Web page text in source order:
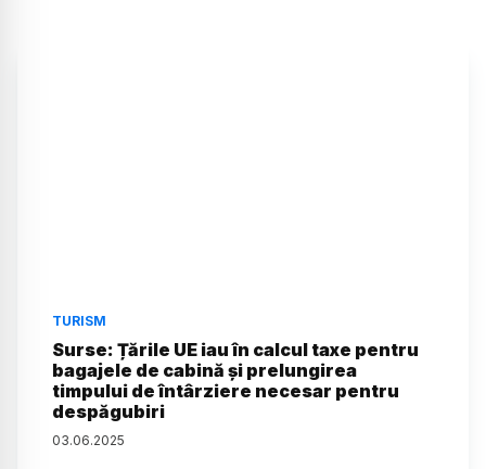
TURISM
Surse: Țările UE iau în calcul taxe pentru
bagajele de cabină și prelungirea
timpului de întârziere necesar pentru
despăgubiri
03.06.2025